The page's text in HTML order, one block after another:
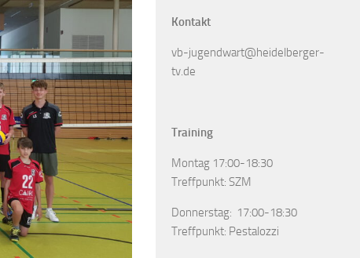
Kontakt
vb-jugendwart@heidelberger-
tv.de
Training
Montag 17:00-18:30
Treffpunkt: SZM
Donnerstag: 17:00-18:30
Treffpunkt: Pestalozzi